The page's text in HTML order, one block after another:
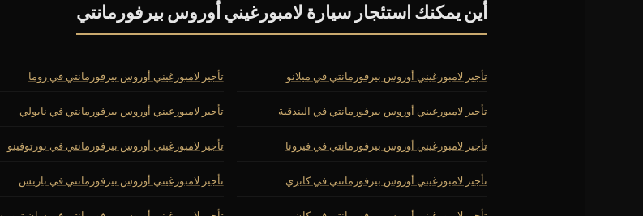
أين يمكنك استئجار سيارة لامبورغيني أوروس بيرفورمانتي
تأجير لامبورغيني أوروس بيرفورمانتي في ميلانو تأجير لامبورغيني أوروس بيرفورمانتي في روما
تأجير لامبورغيني أوروس بيرفورمانتي في البندقية تأجير لامبورغيني أوروس بيرفورمانتي في نابولي
تأجير لامبورغيني أوروس بيرفورمانتي في فيرونا تأجير لامبورغيني أوروس بيرفورمانتي في بورتوفينو
تأجير لامبورغيني أوروس بيرفورمانتي في كابري تأجير لامبورغيني أوروس بيرفورمانتي في باريس